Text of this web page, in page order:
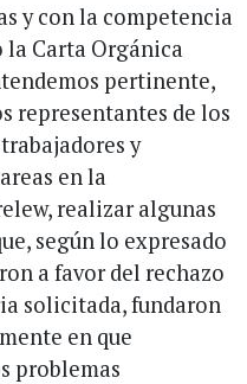
y con la competencia
Carta Orgánica
pertinente,
representantes de los
y
en la
realizar algunas
según lo expresado
a favor del rechazo
solicitada, fundaron
en que
problemas